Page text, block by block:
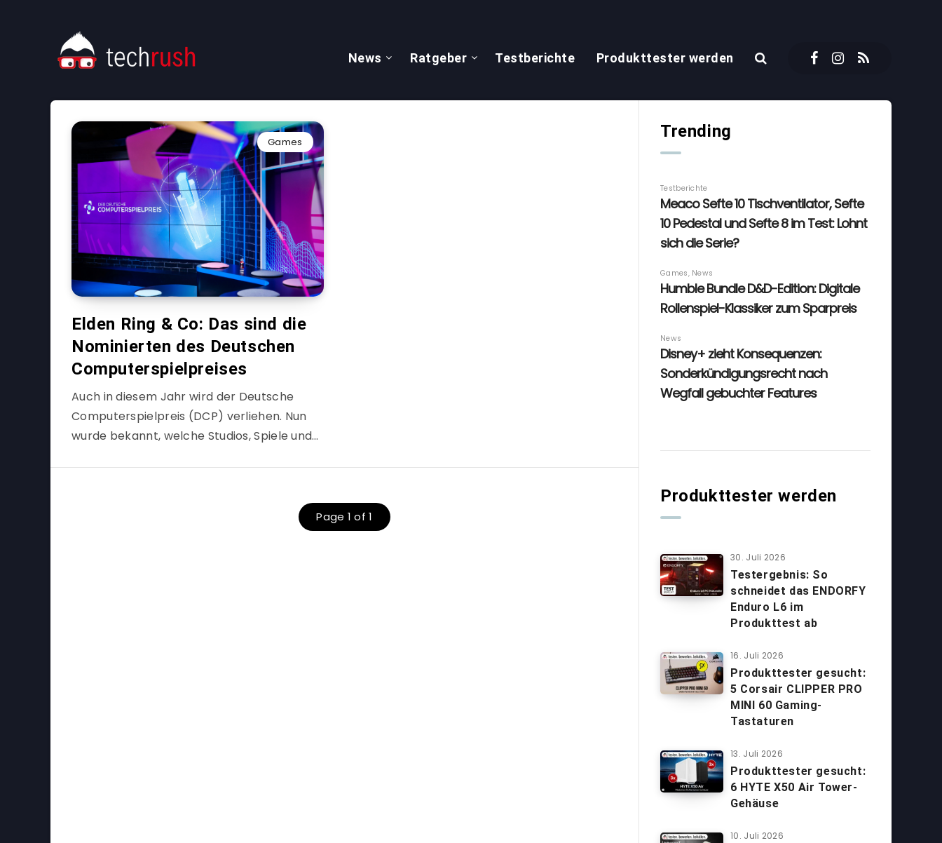
News Ratgeber Testberichte Produkttester werden
Games
Elden Ring & Co: Das sind die
Nominierten des Deutschen
Computerspielpreises
Auch in diesem Jahr wird der Deutsche
Computerspielpreis (DCP) verliehen. Nun
wurde bekannt, welche Studios, Spiele und…
Page 1 of 1
Trending
Produkttester werden
30. Juli 2026
Testergebnis: So
schneidet das ENDORFY
Enduro L6 im
Produkttest ab
16. Juli 2026
Produkttester gesucht:
5 Corsair CLIPPER PRO
MINI 60 Gaming-
Tastaturen
13. Juli 2026
Produkttester gesucht:
6 HYTE X50 Air Tower-
Gehäuse
10. Juli 2026